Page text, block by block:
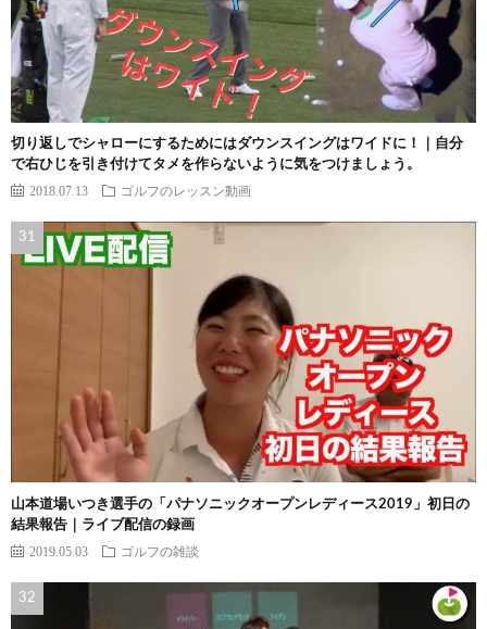
切り返しでシャローにするためにはダウンスイングはワイドに！｜自分
で右ひじを引き付けてタメを作らないように気をつけましょう。
2018.07.13 ゴルフのレッスン動画
山本道場いつき選手の「パナソニックオープンレディース2019」初日の
結果報告｜ライブ配信の録画
2019.05.03 ゴルフの雑談